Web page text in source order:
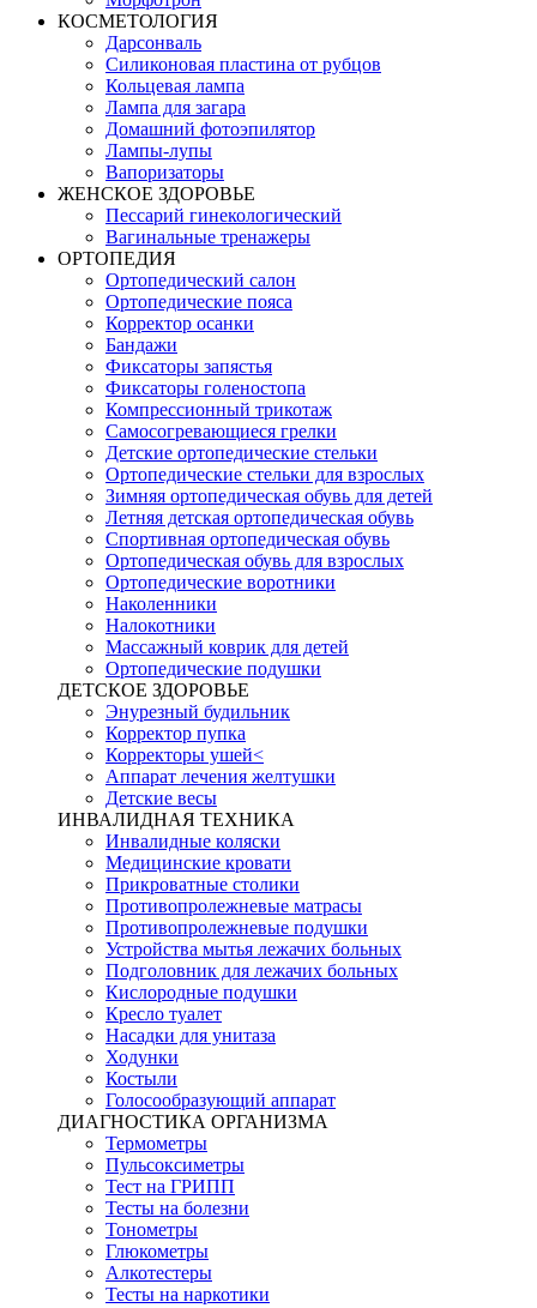
КОСМЕТОЛОГИЯ
Дарсонваль
Силиконовая пластина от рубцов
Кольцевая лампа
Лампа для загара
Домашний фотоэпилятор
Лампы-лупы
Вапоризаторы
ЖЕНСКОЕ ЗДОРОВЬЕ
Пессарий гинекологический
Вагинальные тренажеры
ОРТОПЕДИЯ
Ортопедический салон
Ортопедические пояса
Корректор осанки
Бандажи
Фиксаторы запястья
Фиксаторы голеностопа
Компрессионный трикотаж
Самосогревающиеся грелки
Детские ортопедические стельки
Ортопедические стельки для взрослых
Зимняя ортопедическая обувь для детей
Летняя детская ортопедическая обувь
Спортивная ортопедическая обувь
Ортопедическая обувь для взрослых
Ортопедические воротники
Наколенники
Налокотники
Массажный коврик для детей
Ортопедические подушки
ДЕТСКОЕ ЗДОРОВЬЕ
Энурезный будильник
Корректор пупка
Корректоры ушей<
Аппарат лечения желтушки
Детские весы
ИНВАЛИДНАЯ ТЕХНИКА
Инвалидные коляски
Медицинские кровати
Прикроватные столики
Противопролежневые матрасы
Противопролежневые подушки
Устройства мытья лежачих больных
Подголовник для лежачих больных
Кислородные подушки
Кресло туалет
Насадки для унитаза
Ходунки
Костыли
Голосообразующий аппарат
ДИАГНОСТИКА ОРГАНИЗМА
Термометры
Пульсоксиметры
Тест на ГРИПП
Тесты на болезни
Тонометры
Глюкометры
Алкотестеры
Тесты на наркотики